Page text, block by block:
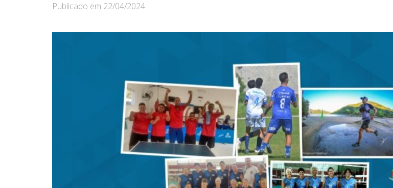
Publicado em 22/04/2024